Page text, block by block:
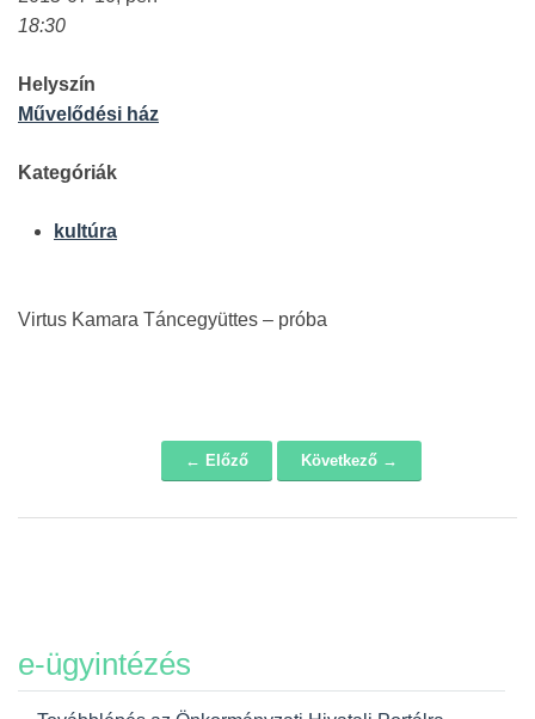
18:30
Helyszín
Művelődési ház
Kategóriák
kultúra
Virtus Kamara Táncegyüttes – próba
← Előző Következő →
e-ügyintézés